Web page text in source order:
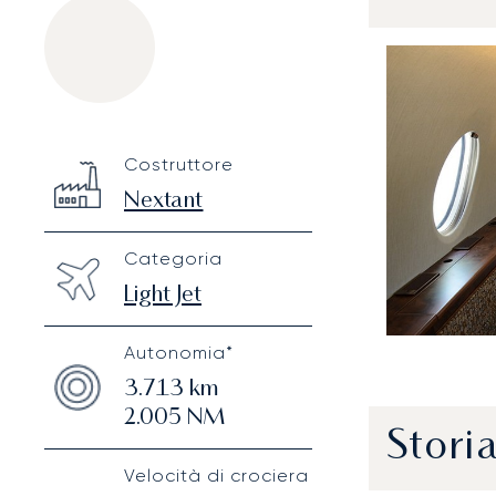
Technical specifications
Costruttore
Nextant
Categoria
Light Jet
Autonomia*
3.713 km
2.005 NM
Velocità di crociera